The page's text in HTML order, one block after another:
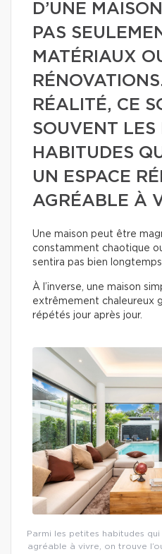
D’UNE
PAS
MATÉRIAUX
RÉALITÉ, CE
SOUVENT LES
HABITUDES
UN ESPACE
AGRÉABLE À
Une maison peut être
constamment chaotique
sentira pas bien
À l’inverse, une maison
extrêmement chaleureux
répétés jour après jour.
Parmi les petites habitudes
agréable à vivre, on trouve